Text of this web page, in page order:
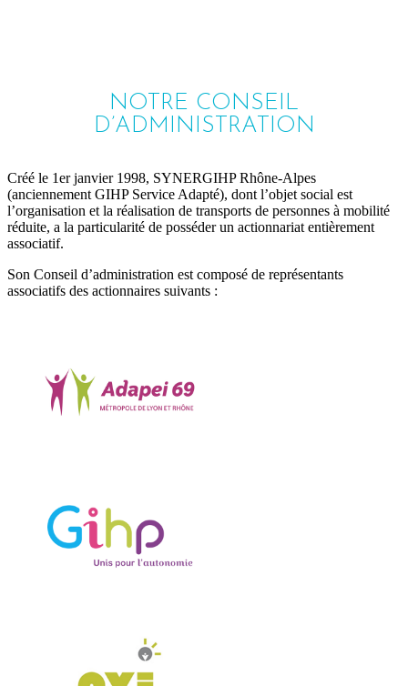
NOTRE CONSEIL
D’ADMINISTRATION
Créé le 1er janvier 1998, SYNERGIHP Rhône-Alpes
(anciennement GIHP Service Adapté), dont l’objet social est
l’organisation et la réalisation de transports de personnes à mobilité
réduite, a la particularité de posséder un actionnariat entièrement
associatif.
Son Conseil d’administration est composé de représentants
associatifs des actionnaires suivants :